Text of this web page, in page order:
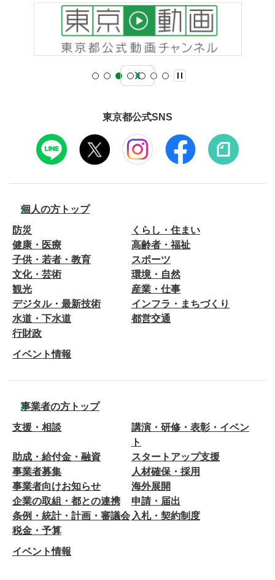
東京都公式SNS
個人の方トップ
防災
くらし・住まい
健康・医療
高齢者・福祉
子供・若者・教育
スポーツ
文化・芸術
環境・自然
観光
産業・仕事
デジタル・最新技術
インフラ・まちづくり
水道・下水道
都営交通
行財政
イベント情報
事業者の方トップ
支援・相談
講演・研修・表彰・イベン
ト
助成・給付金・融資
スタートアップ支援
事業者募集
人材確保・採用
事業者向けお知らせ
海外展開
企業の取組・都との連携
申請・届出
条例・統計・計画・審議会 入札・契約制度
税金・予算
イベント情報